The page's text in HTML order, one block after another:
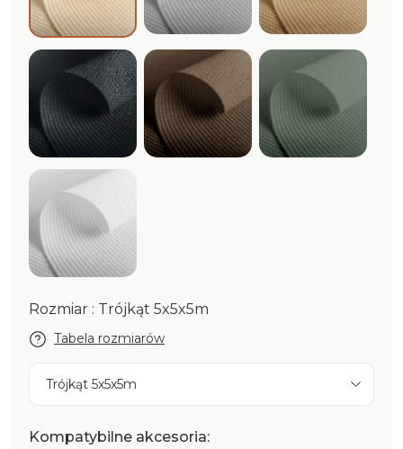
Graphite Meshnet®Dark Corten Meshnet®
Sage
White Meshnet®
Rozmiar : Trójkąt 5x5x5m
Tabela rozmiarów
Trójkąt 5x5x5m
Kompatybilne akcesoria: